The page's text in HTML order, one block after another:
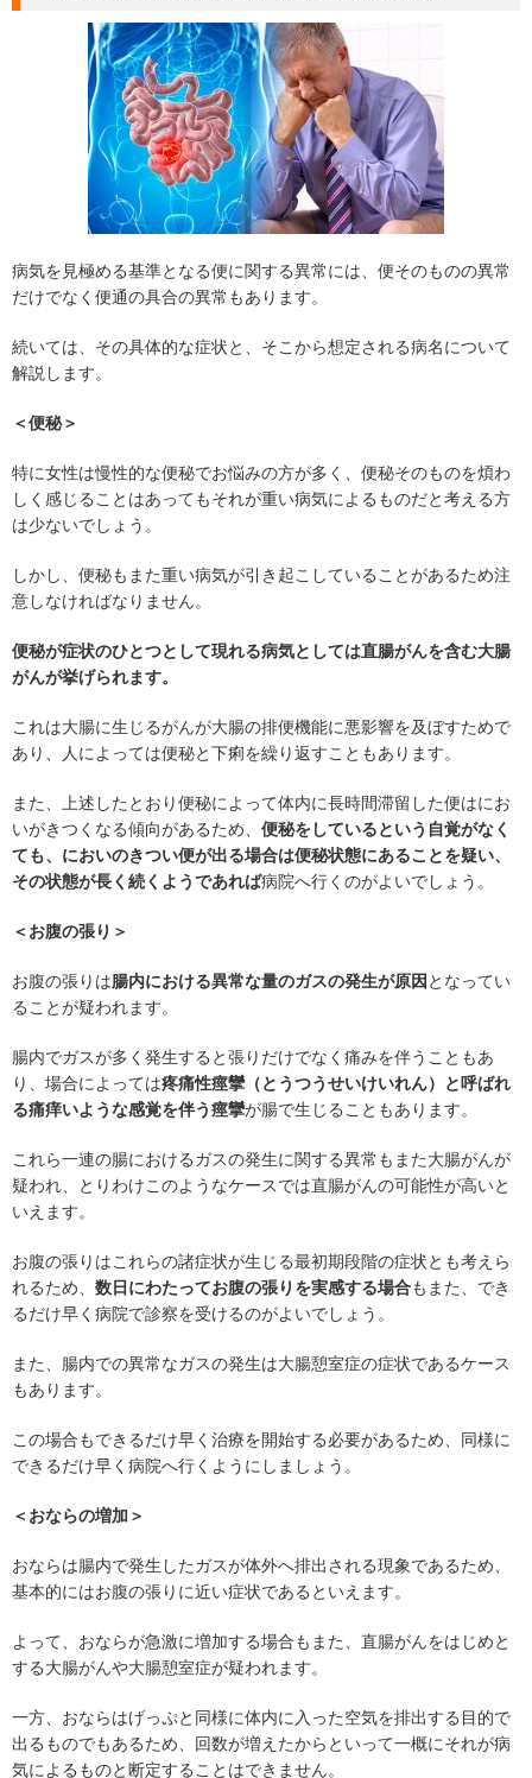
病気を見極める基準となる便に関する異常には、便そのものの異常
だけでなく便通の具合の異常もあります。
続いては、その具体的な症状と、そこから想定される病名について
解説します。
＜便秘＞
特に女性は慢性的な便秘でお悩みの方が多く、便秘そのものを煩わ
しく感じることはあってもそれが重い病気によるものだと考える方
は少ないでしょう。
しかし、便秘もまた重い病気が引き起こしていることがあるため注
意しなければなりません。
便秘が症状のひとつとして現れる病気としては直腸がんを含む大腸
がんが挙げられます。
これは大腸に生じるがんが大腸の排便機能に悪影響を及ぼすためで
あり、人によっては便秘と下痢を繰り返すこともあります。
また、上述したとおり便秘によって体内に長時間滞留した便はにお
いがきつくなる傾向があるため、 便秘をしているという自覚がなく
ても、においのきつい便が出る場合は便秘状態にあることを疑い、
その状態が長く続くようであれば病院へ行くのがよいでしょう。
＜お腹の張り＞
お腹の張りは腸内における異常な量のガスの発生が原因 となってい
ることが疑われます。
腸内でガスが多く発生すると張りだけでなく痛みを伴うこともあ
り、場合によっては疼痛性痙攣（とうつうせいけいれん）と呼ばれ
る痛痒いような感覚を伴う痙攣が腸で生じることもあります。
これら一連の腸におけるガスの発生に関する異常もまた大腸がんが
疑われ、とりわけこのようなケースでは直腸がんの可能性が高いと
いえます。
お腹の張りはこれらの諸症状が生じる最初期段階の症状とも考えら
れるため、 数日にわたってお腹の張りを実感する場合もまた、でき
るだけ早く病院で診察を受けるのがよいでしょう。
また、腸内での異常なガスの発生は大腸憩室症の症状であるケース
もあります。
この場合もできるだけ早く治療を開始する必要があるため、同様に
できるだけ早く病院へ行くようにしましょう。
＜おならの増加＞
おならは腸内で発生したガスが体外へ排出される現象であるため、
基本的にはお腹の張りに近い症状であるといえます。
よって、おならが急激に増加する場合もまた、直腸がんをはじめと
する大腸がんや大腸憩室症が疑われます。
一方、おならはげっぷと同様に体内に入った空気を排出する目的で
出るものでもあるため、回数が増えたからといって一概にそれが病
気によるものと断定することはできません。